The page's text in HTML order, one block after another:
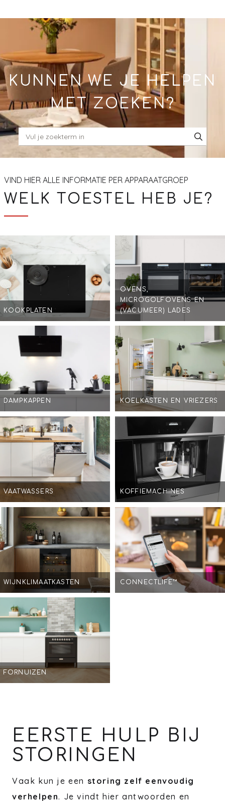
to
KUNNEN WE JE HELPEN
MET ZOEKEN?
VIND HIER ALLE INFORMATIE PER APPARAATGROEP
WELK TOESTEL HEB JE?
KOOKPLATEN
OVENS,
MICROGOLFOVENS EN
(VACUMEER) LADES
DAMPKAPPEN KOELKASTEN EN VRIEZERS
VAATWASSERS KOFFIEMACHINES
WIJNKLIMAATKASTEN CONNECTLIFE™
FORNUIZEN
EERSTE HULP BIJ
STORINGEN
Vaak kun je een storing zelf eenvoudig
verhelpen. Je vindt hier antwoorden en